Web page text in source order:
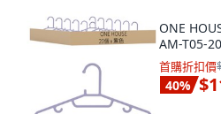
ONE
AM-T05-
首購折扣價
40%